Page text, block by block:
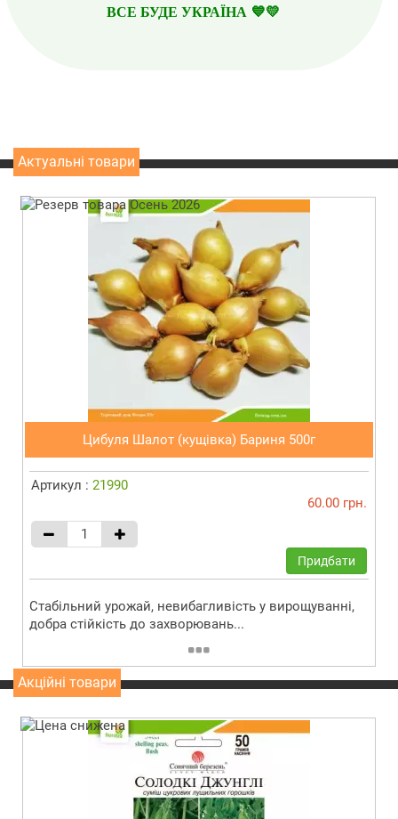
ВСЕ БУДЕ УКРАЇНА 💙💛
Актуальні товари
Цибуля Шалот (кущівка) Бариня 500г
Артикул : 21990
60.00 грн.
Придбати
Стабільний урожай, невибагливість у вирощуванні,
добра стійкість до захворювань...
Акційні товари